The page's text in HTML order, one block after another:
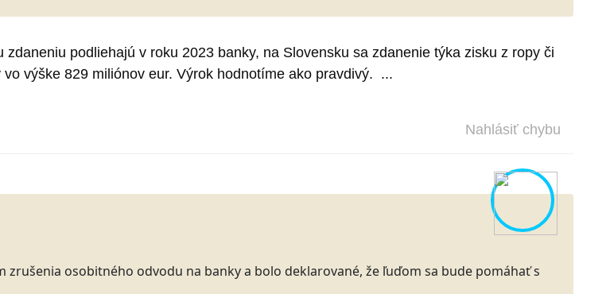
podliehajú v roku 2023 banky, na Slovensku sa zdanenie týka zisku z ropy či
výške 829 miliónov eur. Výrok hodnotíme ako pravdivý. ...
Nahlásiť chybu
osobitného odvodu na banky a bolo deklarované, že ľuďom sa bude pomáhať s